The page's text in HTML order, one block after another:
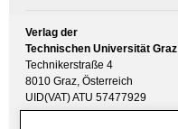
Verlag der
Technischen Universität Graz
Technikerstraße 4
8010 Graz, Österreich
UID(VAT) ATU 57477929